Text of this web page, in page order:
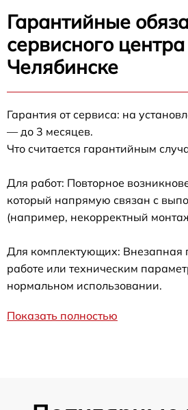
Гарантийные
сервисного
Челябинске
Гарантия от сервиса: на
— до 3 месяцев.
Что считается гарантийным
Для работ: Повторное
который напрямую связан с
(например, некорректный
Для комплектующих: Внезапная
работе или техническим
нормальном использовании.
Показать полностью